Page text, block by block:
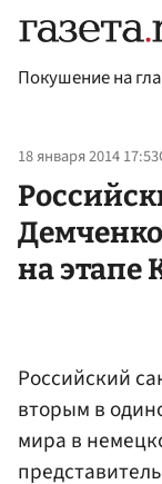
Покушение на
18 января 2014 17:53
на этапе
Российский
вторым в
мира в